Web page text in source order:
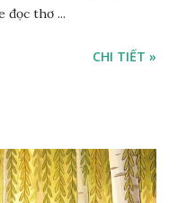
đọc thơ ...
CHI TIẾT »